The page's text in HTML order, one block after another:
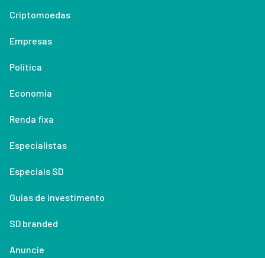
Criptomoedas
Empresas
Política
Economia
Renda fixa
Especialistas
Especiais SD
Guias de investimento
SD branded
Anuncie